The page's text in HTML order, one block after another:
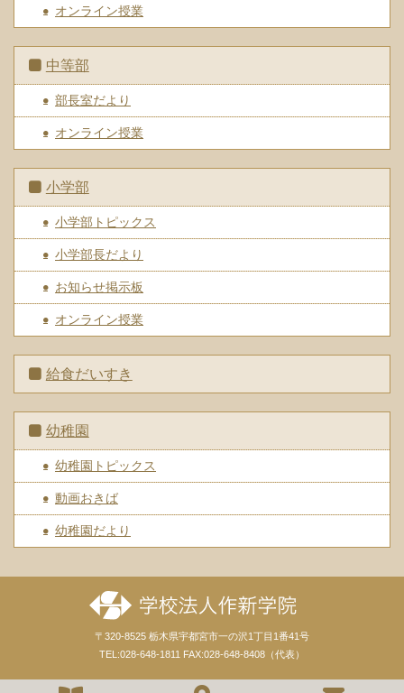
オンライン授業
中等部
部長室だより
オンライン授業
小学部
小学部トピックス
小学部長だより
お知らせ掲示板
オンライン授業
給食だいすき
幼稚園
幼稚園トピックス
動画おきば
幼稚園だより
〒320-8525 栃木県宇都宮市一の沢1丁目1番41号
TEL:028-648-1811 FAX:028-648-8408（代表）